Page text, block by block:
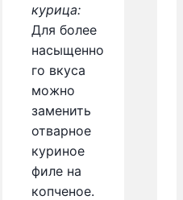
курица:
Для более
насыщенно
го вкуса
можно
заменить
отварное
куриное
филе на
копченое.